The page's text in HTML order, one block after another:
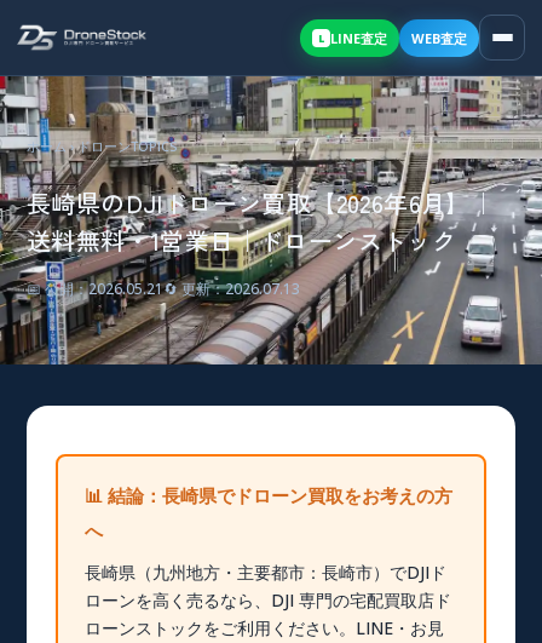
L LINE査定 WEB査定
ホーム ›ドローンTOPICS
長崎県のDJIドローン買取【2026年6月】｜
送料無料・1営業日｜ドローンストック
📅 公開：2026.05.21🔄 更新：2026.07.13
📊 結論：長崎県でドローン買取をお考えの方
へ
長崎県（九州地方・主要都市：長崎市）でDJIド
ローンを高く売るなら、DJI 専門の宅配買取店ド
ローンストックをご利用ください。LINE・お見